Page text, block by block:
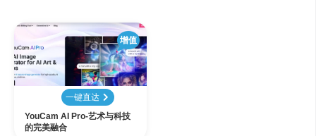
增值
一键直达
YouCam AI Pro-艺术与科技
的完美融合